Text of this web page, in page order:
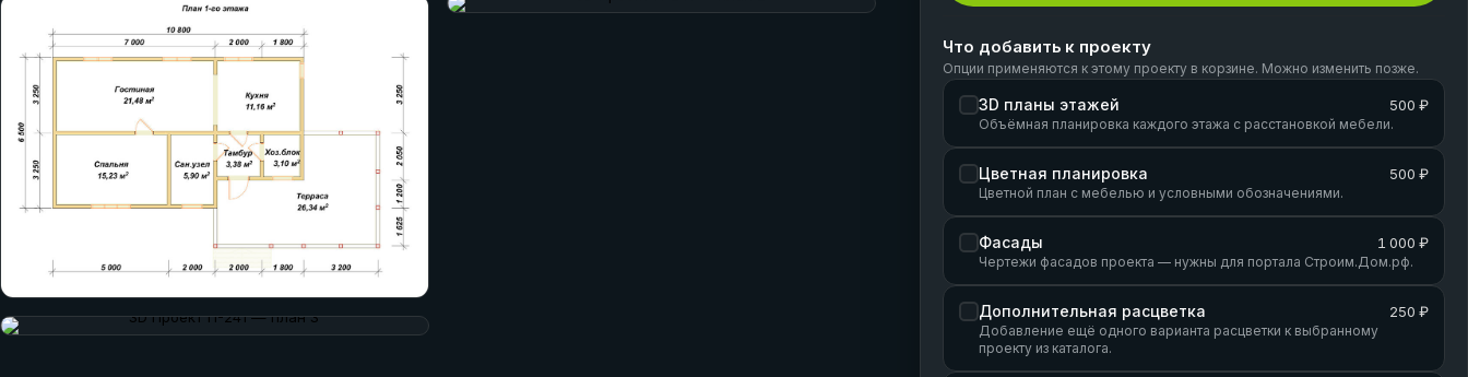
Что добавить к проекту
Опции применяются к этому проекту в корзине. Можно изменить позже.
3D планы этажей 500 ₽
Объёмная планировка каждого этажа с расстановкой мебели.
Цветная планировка 500 ₽
Цветной план с мебелью и условными обозначениями.
Фасады 1 000 ₽
Чертежи фасадов проекта — нужны для портала Строим.Дом.рф.
Дополнительная расцветка 250 ₽
Добавление ещё одного варианта расцветки к выбранному
проекту из каталога.